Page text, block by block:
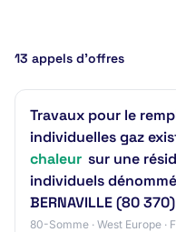
13 appels d’offres
Travaux pour le
individuelles gaz
chaleur sur une
individuels
BERNAVILLE (80 370)
80-Somme · West Europe ·